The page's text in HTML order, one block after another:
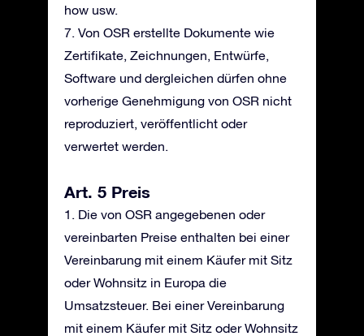
how usw.
7. Von OSR erstellte Dokumente wie
Zertifikate, Zeichnungen, Entwürfe,
Software und dergleichen dürfen ohne
vorherige Genehmigung von OSR nicht
reproduziert, veröffentlicht oder
verwertet werden.
Art. 5 Preis
1. Die von OSR angegebenen oder
vereinbarten Preise enthalten bei einer
Vereinbarung mit einem Käufer mit Sitz
oder Wohnsitz in Europa die
Umsatzsteuer. Bei einer Vereinbarung
mit einem Käufer mit Sitz oder Wohnsitz